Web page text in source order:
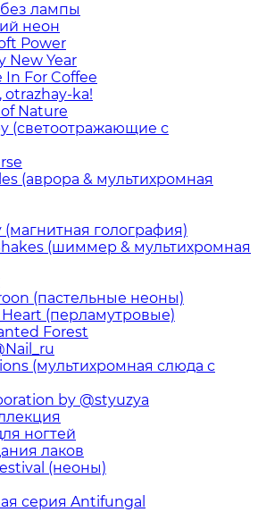
лампы
неон
Power
New Year
In For Coffee
otrazhay-ka!
Nature
(светоотражающие с
(аврора & мультихромная
голография)
(шиммер & мультихромная
(пастельные неоны)
(перламутровые)
Forest
(мультихромная слюда с
by @styuzya
ногтей
лаков
(неоны)
серия Antifungal